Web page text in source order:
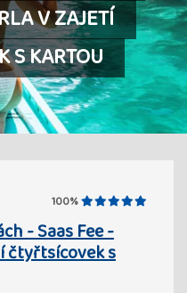
V ZAJETÍ
S KARTOU
100%
- Saas Fee -
čtyřtsícovek s